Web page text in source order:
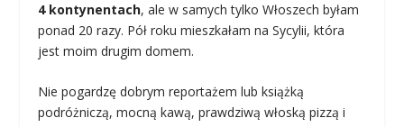
4 kontynentach, ale w samych tylko Włoszech byłam
ponad 20 razy. Pół roku mieszkałam na Sycylii, która
jest moim drugim domem.
Nie pogardzę dobrym reportażem lub książką
podróżniczą, mocną kawą, prawdziwą włoską pizzą i